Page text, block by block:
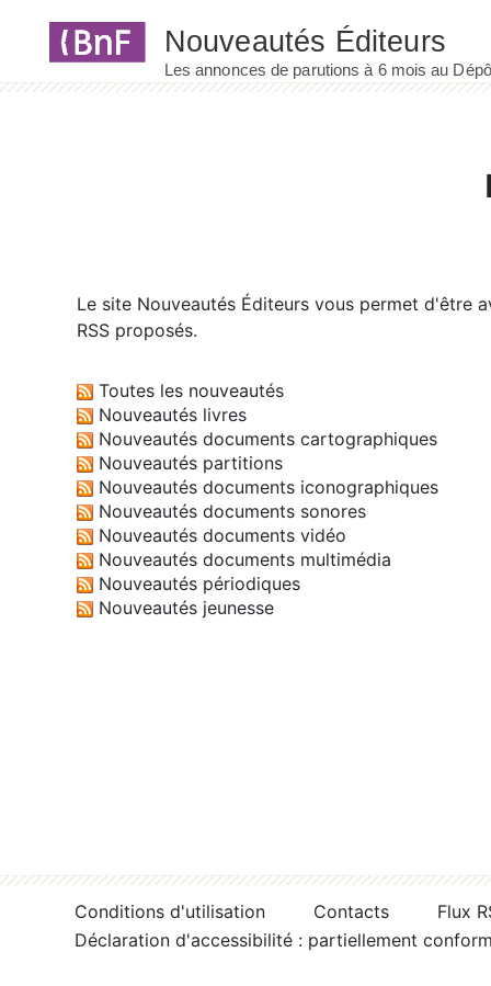
Le site Nouveautés Éditeurs vous permet d'être
RSS proposés.
Toutes les nouveautés
Nouveautés livres
Nouveautés documents cartographiques
Nouveautés partitions
Nouveautés documents iconographiques
Nouveautés documents sonores
Nouveautés documents vidéo
Nouveautés documents multimédia
Nouveautés périodiques
Nouveautés jeunesse
Conditions d'utilisation Contacts
Flux
Déclaration d'accessibilité : partiellement